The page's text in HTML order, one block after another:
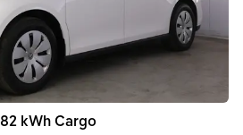
82 kWh Cargo